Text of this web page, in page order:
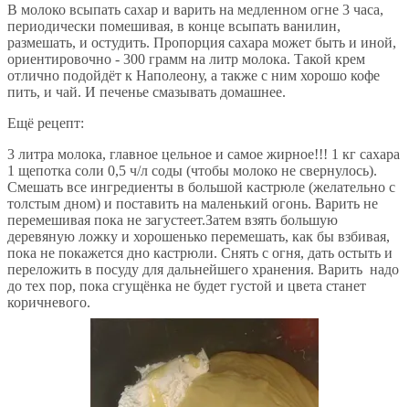
В молоко всыпать сахар и варить на медленном огне 3 часа,
периодически помешивая, в конце всыпать ванилин,
размешать, и остудить. Пропорция сахара может быть и иной,
ориентировочно - 300 грамм на литр молока. Такой крем
отлично подойдёт к Наполеону, а также с ним хорошо кофе
пить, и чай. И печенье смазывать домашнее.
Ещё рецепт:
3 литра молока, главное цельное и самое жирное!!! 1 кг сахара
1 щепотка соли 0,5 ч/л соды (чтобы молоко не свернулось).
Смешать все ингредиенты в большой кастрюле (желательно с
толстым дном) и поставить на маленький огонь. Варить не
перемешивая пока не загустеет.Затем взять большую
деревяную ложку и хорошенько перемешать, как бы взбивая,
пока не покажется дно кастрюли. Снять с огня, дать остыть и
переложить в посуду для дальнейшего хранения. Варить надо
до тех пор, пока сгущёнка не будет густой и цвета станет
коричневого.